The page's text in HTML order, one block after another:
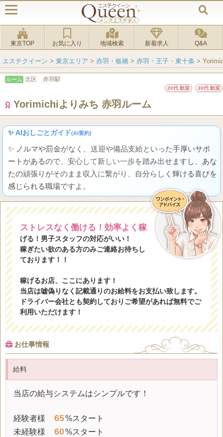
東京TOP お気に入り 地域検索 新着求人 Q&A
エステクイーン > 東京エリア > 赤羽・板橋 > 赤羽・王子・東十条 >
ルーム 北区 赤羽駅
20代 歓迎 30代 歓迎
Yorimichiよりみち 赤羽ルーム
✨ AIおしごとガイド(AI要約)
✨ ノルマや罰金がなく、送迎や備品支給といった手厚いサポ
ートがあるので、安心して新しい一歩を踏み出せますし、あな
たの頑張りがそのまま収入に繋がり、自分らしく輝ける喜びを
感じられる職場ですよ。
ストレスなく働ける！効率よく稼
げる！男子スタッフの対応がいい！
稼ぎたい欲のある方のみご連絡お待ちし
ております！！
稼げるお店、ここにあります！
当店は嘘偽りなく記載通りのお給料をお支払い致します。
ドライバー会社とも契約しておりご希望があれば無料でご
利用いただけます！
お仕事情報
給料
当店の給与システムはシンプルです！
経験者様 65%スタート
未経験様
60%スタート